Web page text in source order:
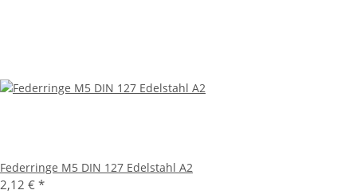
Federringe M5 DIN 127 Edelstahl A2
2,12 € *